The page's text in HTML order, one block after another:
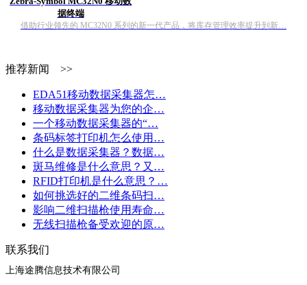
据终端
借助行业领先的 MC32N0 系列的新一代产品，将库存管理效率提升到新…
推荐新闻 >>
EDA51移动数据采集器怎…
移动数据采集器为您的企…
一个移动数据采集器的“…
条码标签打印机怎么使用…
什么是数据采集器？数据…
斑马维修是什么意思？又…
RFID打印机是什么意思？…
如何挑选好的二维条码扫…
影响二维扫描枪使用寿命…
无线扫描枪备受欢迎的原…
联系我们
上海途腾信息技术有限公司